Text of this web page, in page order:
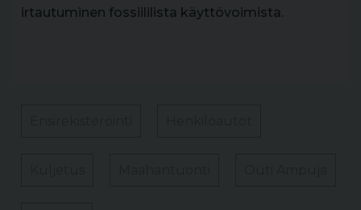
irtautuminen fossiililista käyttövoimista.